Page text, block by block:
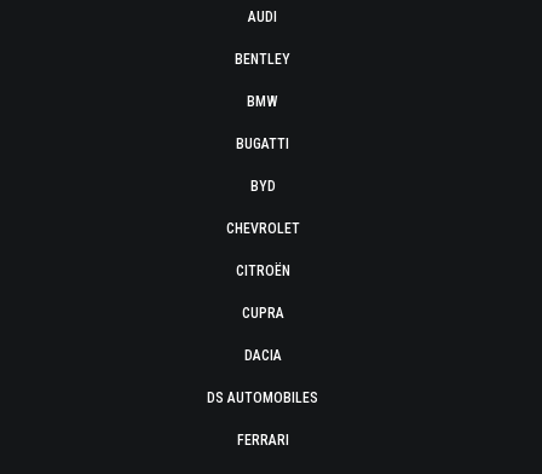
AUDI
BENTLEY
BMW
BUGATTI
BYD
CHEVROLET
CITROËN
CUPRA
DACIA
DS AUTOMOBILES
FERRARI